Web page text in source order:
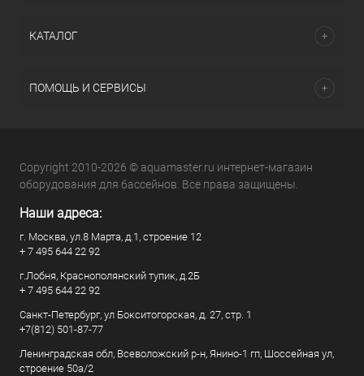
КАТАЛОГ
ПОМОЩЬ И СЕРВИСЫ
Copyright 2010-2026 © aquamaster.ru интернет-магазин
оборудования для бассейнов. Все права защищены.
Наши адреса:
г. Москва, ул.8 Марта, д.1, строение 12
+ 7 495 644 22 92
г.Лобня, Краснополянский тупик, д.2Б
+ 7 495 644 22 92
Санкт-Петербург, ул Бокситогорская, д. 27, стр. 1
+7(812) 501-87-77
Ленинградская обл, Всеволожский р-н, Янино-1 гп, Шоссейная ул,
строение 50а/2